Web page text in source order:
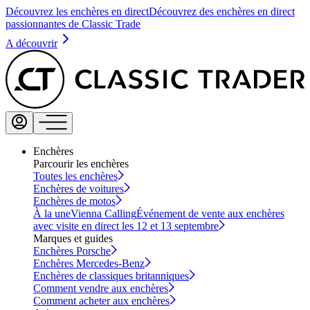
Découvrez les enchères en directDécouvrez des enchères en direct
passionnantes de Classic Trade
A découvrir
Enchères
Parcourir les enchères
Toutes les enchères
Enchères de voitures
Enchères de motos
À la uneVienna CallingÉvénement de vente aux enchères
avec visite en direct les 12 et 13 septembre
Marques et guides
Enchères Porsche
Enchères Mercedes-Benz
Enchères de classiques britanniques
Comment vendre aux enchères
Comment acheter aux enchères